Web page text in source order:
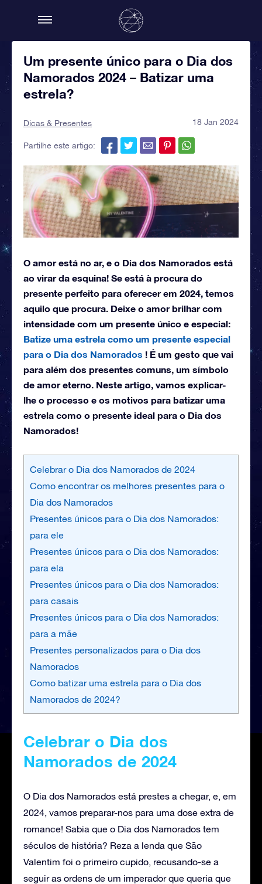
Um presente único para o Dia dos
Namorados 2024 – Batizar uma
estrela?
Dicas & Presentes 18 Jan 2024
Partilhe este artigo:
O amor está no ar, e o Dia dos Namorados está
ao virar da esquina! Se está à procura do
presente perfeito para oferecer em 2024, temos
aquilo que procura. Deixe o amor brilhar com
intensidade com um presente único e especial:
Batize uma estrela como um presente especial
para o Dia dos Namorados ! É um gesto que vai
para além dos presentes comuns, um símbolo
de amor eterno. Neste artigo, vamos explicar-
lhe o processo e os motivos para batizar uma
estrela como o presente ideal para o Dia dos
Namorados!
Celebrar o Dia dos Namorados de 2024
Como encontrar os melhores presentes para o
Dia dos Namorados
Presentes únicos para o Dia dos Namorados:
para ele
Presentes únicos para o Dia dos Namorados:
para ela
Presentes únicos para o Dia dos Namorados:
para casais
Presentes únicos para o Dia dos Namorados:
para a mãe
Presentes personalizados para o Dia dos
Namorados
Como batizar uma estrela para o Dia dos
Namorados de 2024?
Celebrar o Dia dos
Namorados de 2024
O Dia dos Namorados está prestes a chegar, e, em
2024, vamos preparar-nos para uma dose extra de
romance! Sabia que o Dia dos Namorados tem
séculos de história? Reza a lenda que São
Valentim foi o primeiro cupido, recusando-se a
seguir as ordens de um imperador que queria que